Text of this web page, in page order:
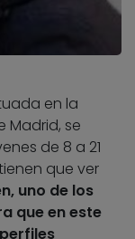
en la
Madrid, se
de 8 a 21
que ver
uno de los
que en este